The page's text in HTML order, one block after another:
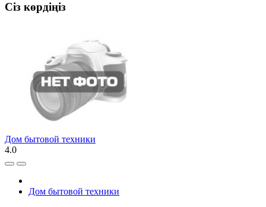
Сіз көрдіңіз
Дом бытовой техники
4.0
Дом бытовой техники